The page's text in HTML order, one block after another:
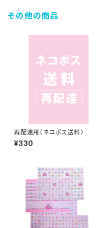
その他の商品
再配達用（ネコポス送料）
¥330